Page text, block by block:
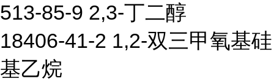
513-85-9 2,3-丁二醇
18406-41-2 1,2-双三甲氧基硅
基乙烷